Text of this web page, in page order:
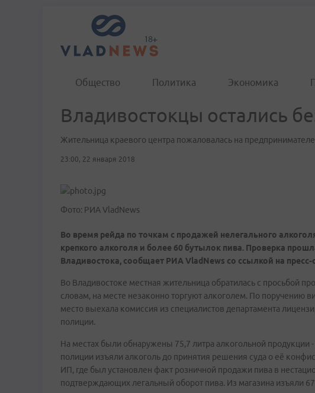
Общество Политика Экономика
Владивостокцы остались
Жительница краевого центра пожаловалась на
23:00, 22 января 2018
Фото: РИА VladNews
Во время рейда по точкам с продажей нелегального
крепкого алкоголя и более 60 бутылок пива. Проверка
Владивостока, сообщает РИА VladNews со ссылкой на
Во Владивостоке местная жительница обратилась с просьбой
словам, на месте незаконно торгуют алкоголем. По поручению
место выехала комиссия из специалистов департамента
полиции.
На местах были обнаружены 75,7 литра алкогольной продукции -
полиции изъяли алкоголь до принятия решения суда о её
ИП, где был установлен факт розничной продажи пива в
подтверждающих легальный оборот пива. Из магазина изъяли